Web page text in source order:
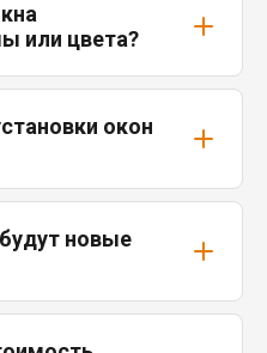
или цвета?
окон
новые